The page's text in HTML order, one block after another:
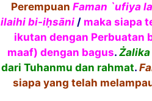
Perempuan Faman `ufiya
ilaihi bi-iḥsāni / maka siapa
ikutan dengan Perbuatan
maaf) dengan bagus.Ż
dari Tuhanmu dan rahmat.
siapa yang telah